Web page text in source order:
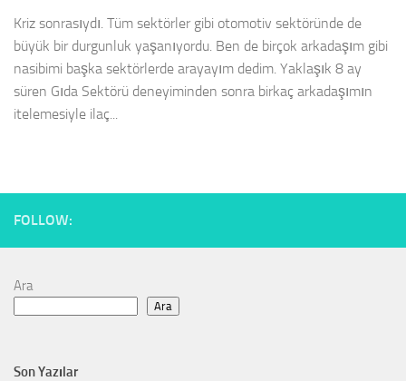
Kriz sonrasıydı. Tüm sektörler gibi otomotiv sektöründe de
büyük bir durgunluk yaşanıyordu. Ben de birçok arkadaşım gibi
nasibimi başka sektörlerde arayayım dedim. Yaklaşık 8 ay
süren Gıda Sektörü deneyiminden sonra birkaç arkadaşımın
itelemesiyle ilaç...
FOLLOW:
Ara
Ara
Son Yazılar